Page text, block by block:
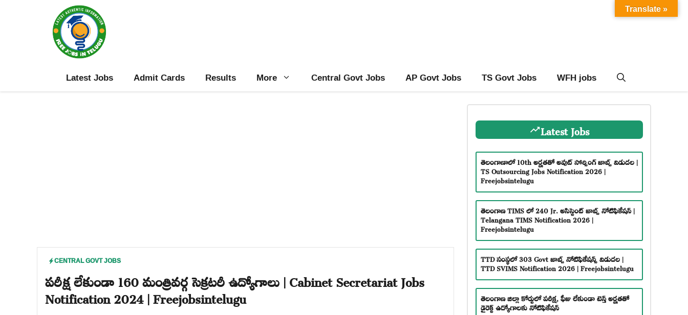
Latest Jobs Admit Cards Results More Central Govt Jobs AP Govt Jobs TS Govt Jobs WFH jobs
CENTRAL GOVT JOBS
పరీక్ష లేకుండా 160 మంత్రివర్గ సెక్రటరీ ఉద్యోగాలు | Cabinet Secretariat Jobs
Notification 2024 | Freejobsintelugu
Latest Jobs
తెలంగాణాలో 10th అర్హతతో అవుట్ సోర్సింగ్ జాబ్స్ విడుదల |
TS Outsourcing Jobs Notification 2026 |
Freejobsintelugu
తెలంగాణ TIMS లో 240 Jr. అసిస్టెంట్ జాబ్స్ నోటిఫికేషన్ |
Telangana TIMS Notification 2026 |
Freejobsintelugu
TTD సంస్థలో 303 Govt జాబ్స్ నోటిఫికేషన్స్ విడుదల |
TTD SVIMS Notification 2026 | Freejobsintelugu
తెలంగాణ జిల్లా కోర్టులో పరీక్ష, ఫీజు లేకుండా టెన్త్ అర్హతతో
డైరెక్ట్ ఉద్యోగాలకు నోటిఫికేషన్
Translate »